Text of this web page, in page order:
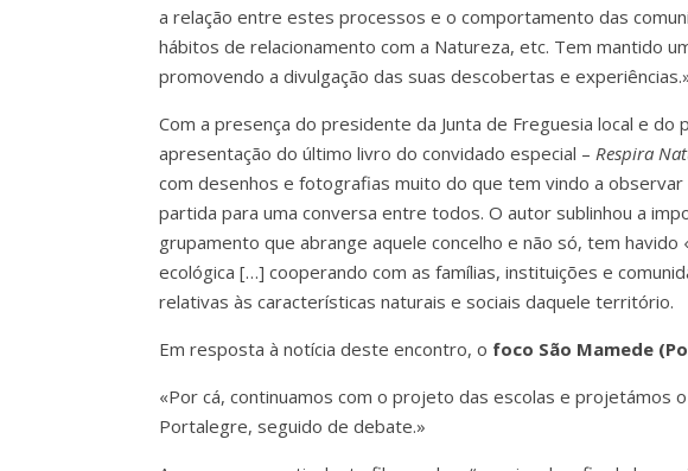
a relação entre estes processos e o comportamento das
hábitos de relacionamento com a Natureza, etc. Tem mantido
promovendo a divulgação das suas descobertas e
Com a presença do presidente da Junta de Freguesia local e
apresentação do último livro do convidado especial –Respira
com desenhos e fotografias muito do que tem vindo a
partida para uma conversa entre todos. O autor sublinhou a
grupamento que abrange aquele concelho e não só, tem havido
ecológica […] cooperando com as famílias, instituições e
relativas às características naturais e sociais daquele território.
Em resposta à notícia deste encontro, o foco São Mamede
«Por cá, continuamos com o projeto das escolas e projetámos
Portalegre, seguido de debate.»